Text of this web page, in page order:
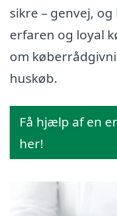
sikre – genvej,
erfaren og loyal
om
huskøb.
Få hjælp af en
her!